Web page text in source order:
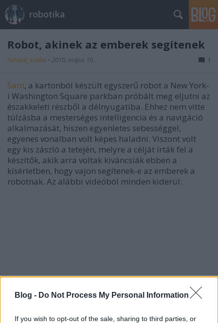
Blog - Do Not Process My Personal Information
If you wish to opt-out of the sale, sharing to third parties, or
robotika
Robot, akinek az emberek segítenek
richard_szabo • 2010. május 10. 1
Sam, a kartonból készült egyszerű robot a New York-
i Washington Square parkban próbált meg eljutni az
északkeleti részből a délnyugatiba. Ehhez nem vitte
túlzásba a mesterséges intelligencia és a navigáció
alkalmazását, hiszen egyenletes sebességgel,
egyenes vonalban volt képes haladni. Viszont volt
egy kis zászló a tetején, melyre a célját írták fel a
készítők, akik arra voltak kiváncsiák ebben a
kísérletben, hogy vajon segítenek-e az emberek a
robotnak. Az alábbi videóból minden kiderül: